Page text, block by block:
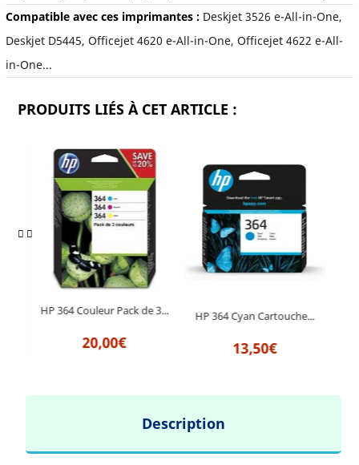
Compatible avec ces imprimantes : Deskjet 3526 e-All-in-One,
Deskjet D5445, Officejet 4620 e-All-in-One, Officejet 4622 e-All-
in-One...
PRODUITS LIÉS À CET ARTICLE :
HP 364 Couleur Pack de 3...
20,00€
HP 364 Cyan Cartouche...
13,50€
Description